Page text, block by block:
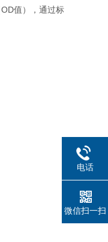
值），通过标
电话
微信扫一扫